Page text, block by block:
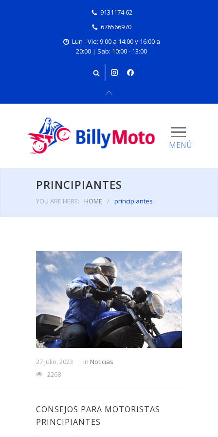
9131174 62
676566970
Lun - Vie: 9:00 a 14:00 y 16:00 a
20:00 | Sab: 10:00 - 13:00
PRINCIPIANTES
YOU ARE HERE: HOME / principiantes
27 julio, 2023 In Noticias
2268
CONSEJOS PARA MOTORISTAS
PRINCIPIANTES